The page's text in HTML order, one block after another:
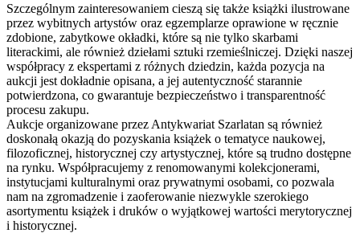
Szczególnym zainteresowaniem cieszą się także książki ilustrowane
przez wybitnych artystów oraz egzemplarze oprawione w ręcznie
zdobione, zabytkowe okładki, które są nie tylko skarbami
literackimi, ale również dziełami sztuki rzemieślniczej. Dzięki naszej
współpracy z ekspertami z różnych dziedzin, każda pozycja na
aukcji jest dokładnie opisana, a jej autentyczność starannie
potwierdzona, co gwarantuje bezpieczeństwo i transparentność
procesu zakupu.
Aukcje organizowane przez Antykwariat Szarlatan są również
doskonałą okazją do pozyskania książek o tematyce naukowej,
filozoficznej, historycznej czy artystycznej, które są trudno dostępne
na rynku. Współpracujemy z renomowanymi kolekcjonerami,
instytucjami kulturalnymi oraz prywatnymi osobami, co pozwala
nam na zgromadzenie i zaoferowanie niezwykle szerokiego
asortymentu książek i druków o wyjątkowej wartości merytorycznej
i historycznej.